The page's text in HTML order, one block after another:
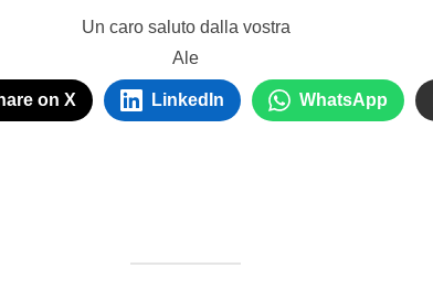
Un caro saluto dalla vostra
Ale
on X LinkedIn WhatsApp